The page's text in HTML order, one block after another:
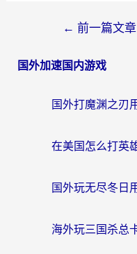
← 前一篇文章
国外加速国内游戏